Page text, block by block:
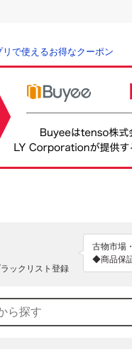
で使えるお得なクーポン
ックリスト登録
古物市場
◆商品保
全て
◆返金対
万が一
の返金】